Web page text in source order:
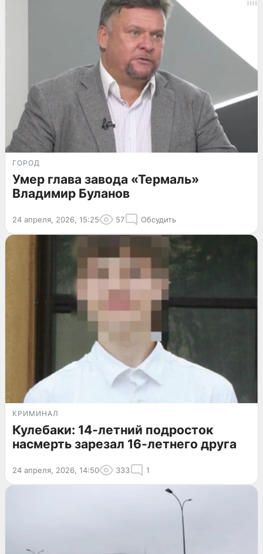
ГОРОД
Умер глава завода «Термаль»
Владимир Буланов
24 апреля, 2026, 15:25 57 Обсудить
КРИМИНАЛ
Кулебаки: 14-летний подросток
насмерть зарезал 16-летнего друга
24 апреля, 2026, 14:50 333 1